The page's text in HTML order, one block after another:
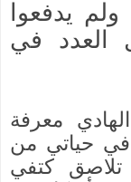
يدفعوا
العدد في
معرفة
في حياتي من
كتفي